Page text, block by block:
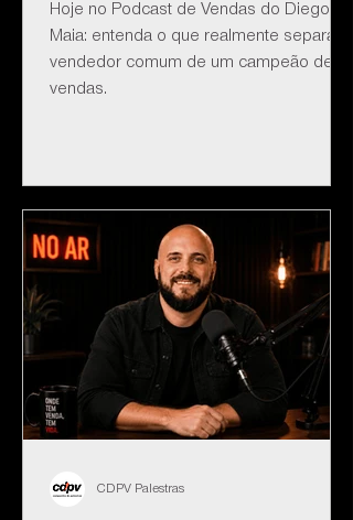
Hoje no Podcast de Vendas do Diego
Maia: entenda o que realmente separa o
vendedor comum de um campeão de
vendas.
CDPV Palestras